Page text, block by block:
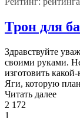
Трон для
Здравствуйте
своими руками.
изготовить
Яги, которую
Читать далее
2 172
1